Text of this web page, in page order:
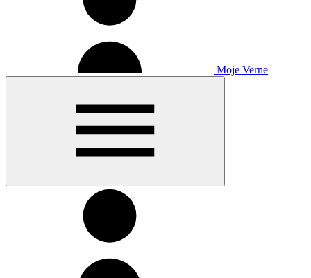
Moje Verne